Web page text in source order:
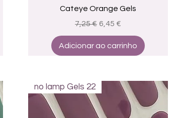
Visualização rápida
Cateye Orange Gels
Preço normal
7,25 € Preço promocional
6,45 €
Adicionar ao carrinho
no lamp Gels 22